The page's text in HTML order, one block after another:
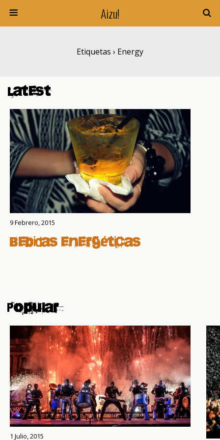
Aizu!
Etiquetas › Energy
Latest
9 Febrero, 2015
Bebidas energéticas
Popular
1 Julio, 2015